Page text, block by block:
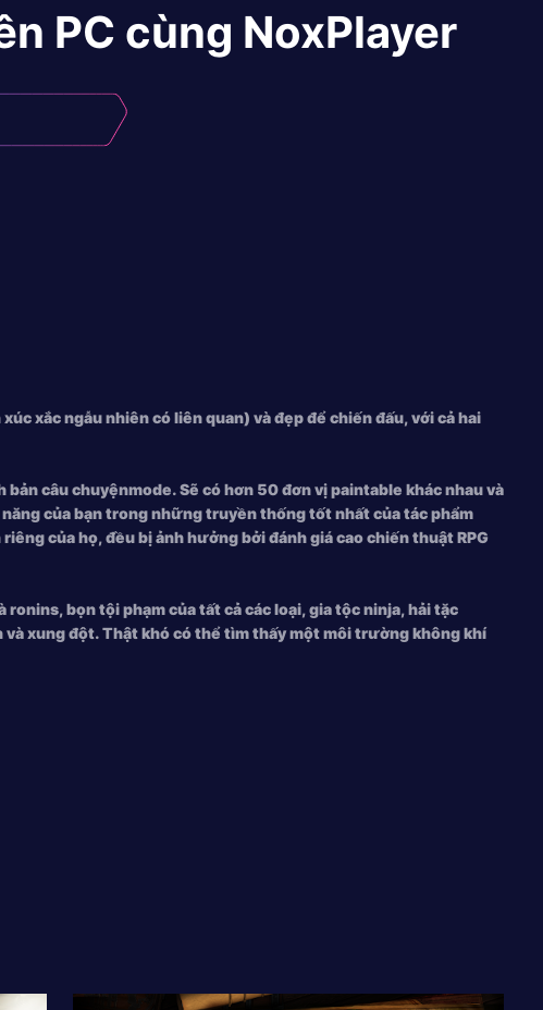
PC cùng NoxPlayer
xắc ngẫu nhiên có liên quan) và đẹp để chiến đấu, với cả hai
câu chuyệnmode. Sẽ có hơn 50 đơn vị paintable khác nhau và
của bạn trong những truyền thống tốt nhất của tác phẩm
của họ, đều bị ảnh hưởng bởi đánh giá cao chiến thuật RPG
bọn tội phạm của tất cả các loại, gia tộc ninja, hải tặc
xung đột. Thật khó có thể tìm thấy một môi trường không khí